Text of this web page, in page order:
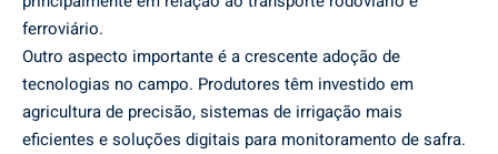
ferroviário.
Outro aspecto importante é a crescente adoção de
tecnologias no campo. Produtores têm investido em
agricultura de precisão, sistemas de irrigação mais
eficientes e soluções digitais para monitoramento de safra.